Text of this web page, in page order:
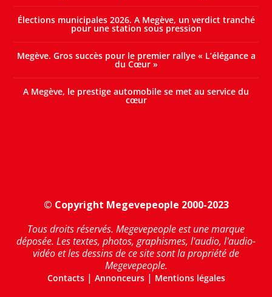
Élections municipales 2026. A Megève, un verdict tranché
pour une station sous pression
Megève. Gros succès pour le premier rallye « L’élégance a
du Cœur »
A Megève, le prestige automobile se met au service du
cœur
© Copyright Megevepeople 2000-2023
Tous droits réservés. Megevepeople est une marque
déposée. Les textes, photos, graphismes, l'audio, l'audio-
vidéo et les dessins de ce site sont la propriété de
Megevepeople.
Contacts| Annonceurs| Mentions légales